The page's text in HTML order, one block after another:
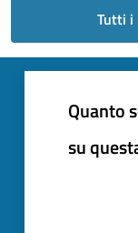
Tutti i
Quanto
su